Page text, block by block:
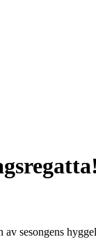
sesongens